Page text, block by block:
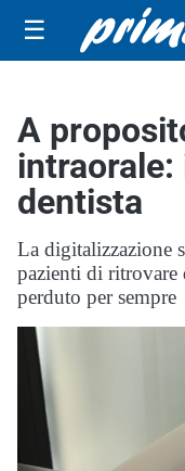
☰
A
intraorale:
dentista
La digitalizzazione
pazienti di ritrovare
perduto per sempre